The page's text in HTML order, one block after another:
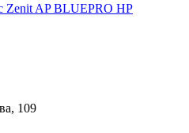
Zenit AP BLUEPRO HP
109